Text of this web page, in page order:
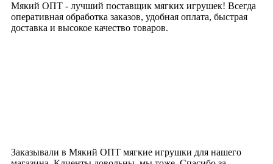
Мякий ОПТ - лучший поставщик мягких игрушек! Всегда
оперативная обработка заказов, удобная оплата, быстрая
доставка и высокое качество товаров.
Заказывали в Мякий ОПТ мягкие игрушки для нашего